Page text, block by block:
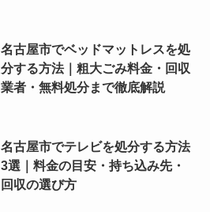
名古屋市でベッドマットレスを処
分する方法｜粗大ごみ料金・回収
業者・無料処分まで徹底解説
名古屋市でテレビを処分する方法
3選｜料金の目安・持ち込み先・
回収の選び方